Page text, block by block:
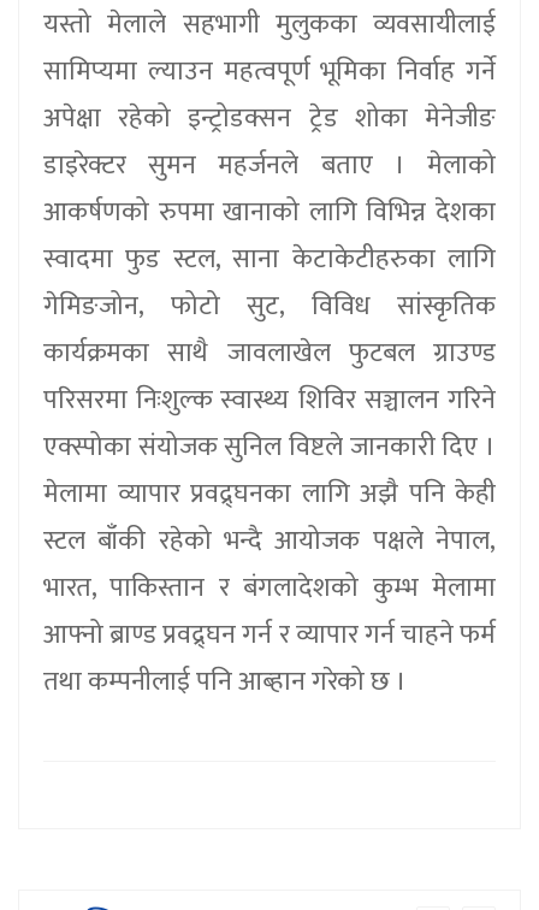
यस्तो मेलाले सहभागी मुलुकका व्यवसायीलाई
सामिप्यमा ल्याउन महत्वपूर्ण भूमिका निर्वाह गर्ने
अपेक्षा रहेको इन्ट्रोडक्सन ट्रेड शोका मेनेजीङ
डाइरेक्टर सुमन महर्जनले बताए । मेलाको
आकर्षणको रुपमा खानाको लागि विभिन्न देशका
स्वादमा फुड स्टल, साना केटाकेटीहरुका लागि
गेमिङजोन, फोटो सुट, विविध सांस्कृतिक
कार्यक्रमका साथै जावलाखेल फुटबल ग्राउण्ड
परिसरमा निःशुल्क स्वास्थ्य शिविर सञ्चालन गरिने
एक्स्पोका संयोजक सुनिल विष्टले जानकारी दिए ।
मेलामा व्यापार प्रवद्र्घनका लागि अझै पनि केही
स्टल बाँकी रहेको भन्दै आयोजक पक्षले नेपाल,
भारत, पाकिस्तान र बंगलादेशको कुम्भ मेलामा
आफ्नो ब्राण्ड प्रवद्र्घन गर्न र व्यापार गर्न चाहने फर्म
तथा कम्पनीलाई पनि आब्हान गरेको छ ।
बैंकले अपमान गरेको भन्दै उद्योगी व्यवसायी